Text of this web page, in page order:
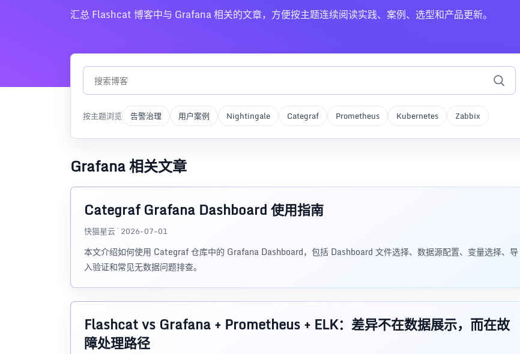
汇总 Flashcat 博客中与 Grafana 相关的文章，方便按主题连续阅读实践、案例、选型和产品更新。
按主题浏览 告警治理 用户案例 Nightingale Categraf Prometheus Kubernetes Zabbix
Grafana 相关文章
Categraf Grafana Dashboard 使用指南
快猫星云 · 2026-07-01
本文介绍如何使用 Categraf 仓库中的 Grafana Dashboard，包括 Dashboard 文件选择、数据源配置、变量选择、导
入验证和常见无数据问题排查。
Flashcat vs Grafana + Prometheus + ELK：差异不在数据展示，而在故
障处理路径